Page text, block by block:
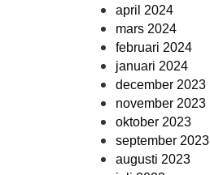
april 2024
mars 2024
februari 2024
januari 2024
december 2023
november 2023
oktober 2023
september 2023
augusti 2023